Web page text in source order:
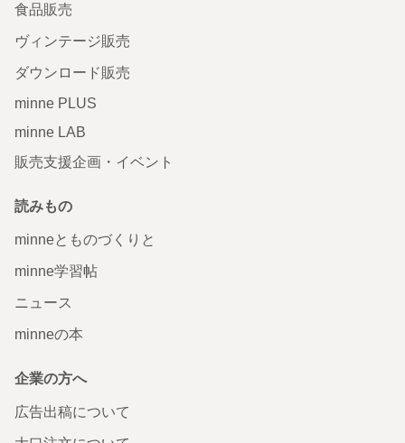
食品販売
ヴィンテージ販売
ダウンロード販売
minne PLUS
minne LAB
販売支援企画・イベント
読みもの
minneとものづくりと
minne学習帖
ニュース
minneの本
企業の方へ
広告出稿について